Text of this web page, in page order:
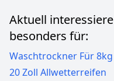
Aktuell
besonders für:
Waschtrockner Für 8kg
20 Zoll Allwetterreifen